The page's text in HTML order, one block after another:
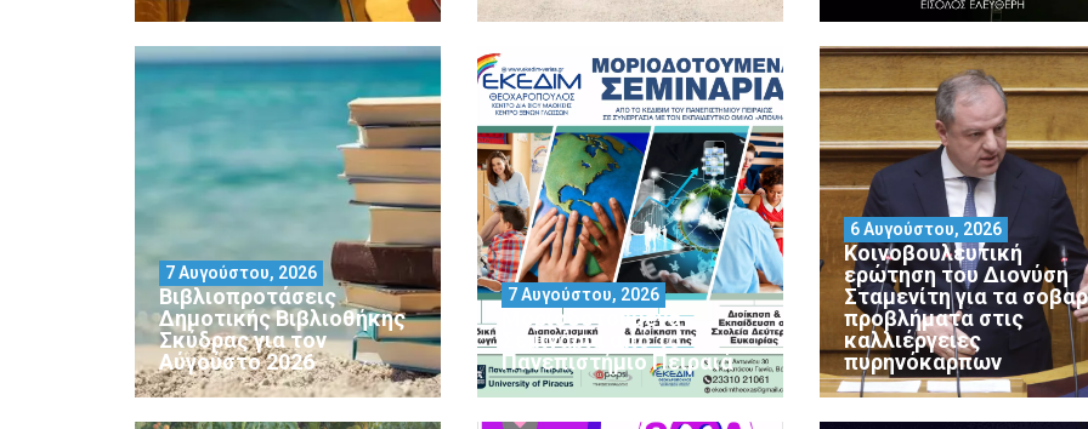
Βιβλιοπροτάσεις
Δημοτικής Βιβλιοθήκης
Σκύδρας για τον
Αύγούστο 2026
7 Αυγούστου, 2026
Μοριοδοτούμενα
Σεμινάρια από το
Πανεπιστήμιο Πειραιά
7 Αυγούστου, 2026
Κοινοβουλευτική
ερώτηση του Διονύση
Σταμενίτη για τα
προβλήματα στις
καλλιέργειες
πυρηνόκαρπων
6 Αυγούστου, 2026